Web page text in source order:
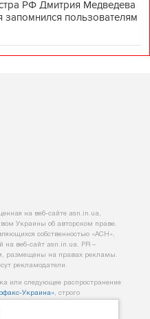
РФ Дмитрия Медведева
пользователям
на веб-сайте asn.in.ua,
Украины об авторском праве.
собственностью «АСН»,
на веб-сайт asn.іn.ua. PR –
размещены на правах рекламы.
рекламодатели.
или следующее распространение
Украина», строго